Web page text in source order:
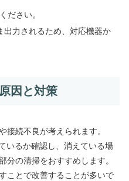
ださい。
出力されるため、対応機器か
因と対策
接続不良が考えられます。
いるか確認し、消えている場
分の清掃をおすすめします。
ことで改善することが多いで